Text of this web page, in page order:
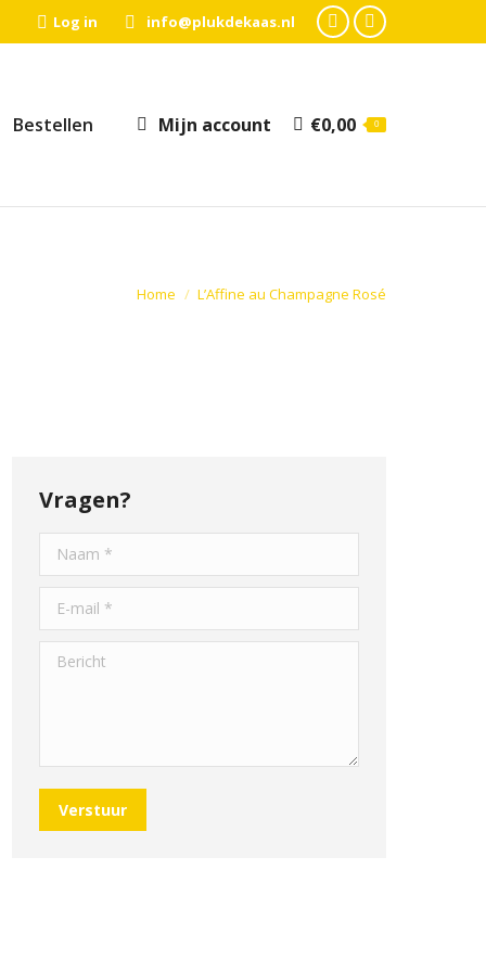
Log in info@plukdekaas.nl
Facebook
in
Instagram
in
Bestellen Mijn account €0,00 0
Je bent hier:
Home L’Affine au Champagne Rosé
Vragen?
Naam *
E-mail *
Bericht
Verstuur